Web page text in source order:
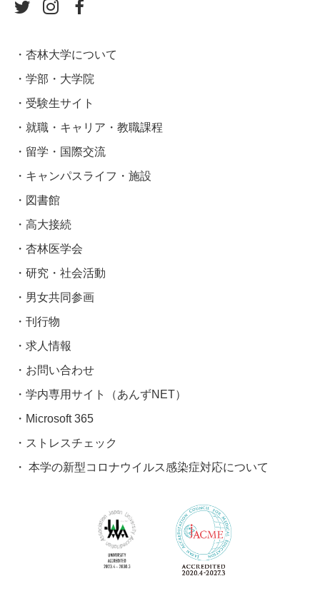
杏林大学について
学部・大学院
受験生サイト
就職・キャリア・教職課程
留学・国際交流
キャンパスライフ・施設
図書館
高大接続
杏林医学会
研究・社会活動
男女共同参画
刊行物
求人情報
お問い合わせ
学内専用サイト（あんずNET）
Microsoft 365
ストレスチェック
本学の新型コロナウイルス感染症対応について